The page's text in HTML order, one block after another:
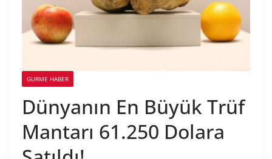
GURME HABER
Dünyanın En Büyük Trüf
Mantarı 61.250 Dolara